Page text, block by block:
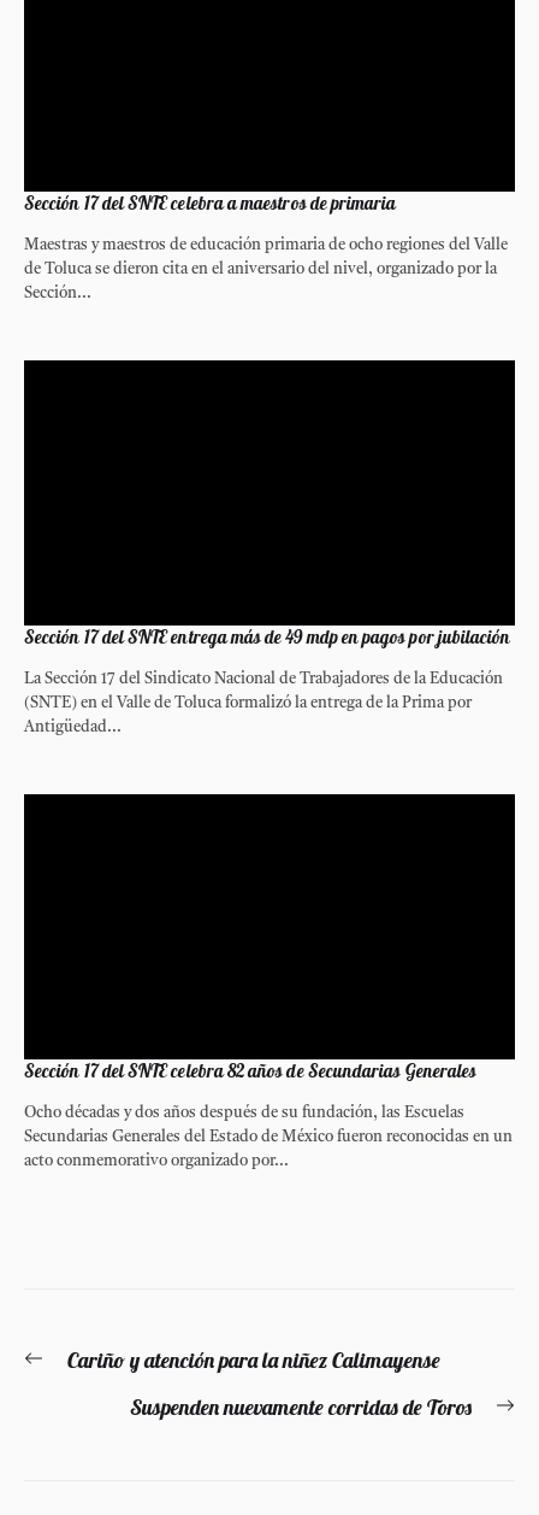
Sección 17 del SNTE celebra a maestros de primaria
Maestras y maestros de educación primaria de ocho regiones del Valle
de Toluca se dieron cita en el aniversario del nivel, organizado por la
Sección...
Sección 17 del SNTE entrega más de 49 mdp en pagos por jubilación
La Sección 17 del Sindicato Nacional de Trabajadores de la Educación
(SNTE) en el Valle de Toluca formalizó la entrega de la Prima por
Antigüedad...
Sección 17 del SNTE celebra 82 años de Secundarias Generales
Ocho décadas y dos años después de su fundación, las Escuelas
Secundarias Generales del Estado de México fueron reconocidas en un
acto conmemorativo organizado por...
Navegación
entradas
EntradaCariño y atención para la niñez Calimayense
Suspenden nuevamente corridas de Toros